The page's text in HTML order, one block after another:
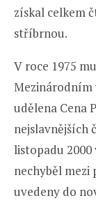
získal celkem
stříbrnou.
V roce 1975
Mezinárodním
udělena Cena
nejslavnějších
listopadu 2000
nechyběl
uvedeny do